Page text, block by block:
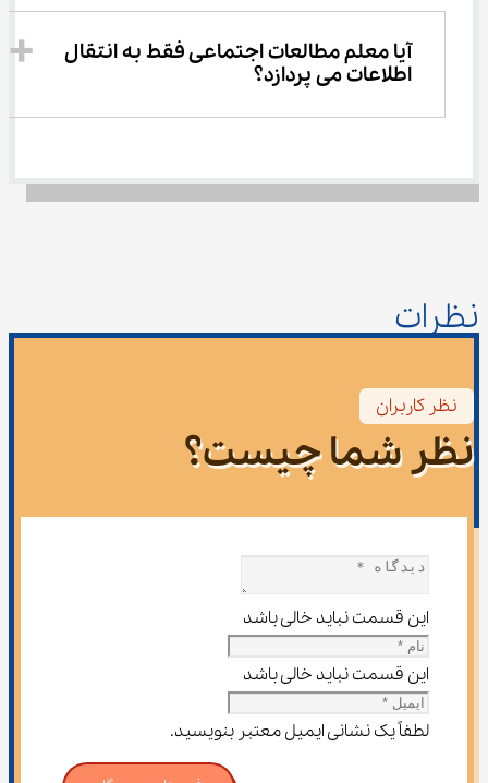
آیا معلم مطالعات اجتماعی فقط به انتقال
اطلاعات می پردازد؟
نظرات
نظر کاربران
نظر شما چیست؟
این قسمت نباید خالی باشد
این قسمت نباید خالی باشد
لطفاً یک نشانی ایمیل معتبر بنویسید.